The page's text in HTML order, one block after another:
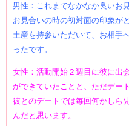
男性：これまでなかなか良いお
お見合いの時の初対面の印象が
土産を持参いただいて、お相手
ったです。
女性：活動開始２週目に彼に出
ができていたことと、ただデー
彼とのデートでは毎回何かしら
んだと思います。